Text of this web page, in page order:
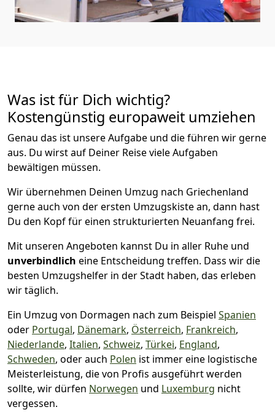
Was ist für Dich wichtig?
Kostengünstig europaweit umziehen
Genau das ist unsere Aufgabe und die führen wir gerne
aus. Du wirst auf Deiner Reise viele Aufgaben
bewältigen müssen.
Wir übernehmen Deinen Umzug nach Griechenland
gerne auch von der ersten Umzugskiste an, dann hast
Du den Kopf für einen strukturierten Neuanfang frei.
Mit unseren Angeboten kannst Du in aller Ruhe und
unverbindlich eine Entscheidung treffen. Dass wir die
besten Umzugshelfer in der Stadt haben, das erleben
wir täglich.
Ein Umzug von Dormagen nach zum Beispiel Spanien
oder Portugal, Dänemark, Österreich, Frankreich,
Niederlande, Italien, Schweiz, Türkei, England,
Schweden, oder auch Polen ist immer eine logistische
Meisterleistung, die von Profis ausgeführt werden
sollte, wir dürfen Norwegen und Luxemburg nicht
vergessen.